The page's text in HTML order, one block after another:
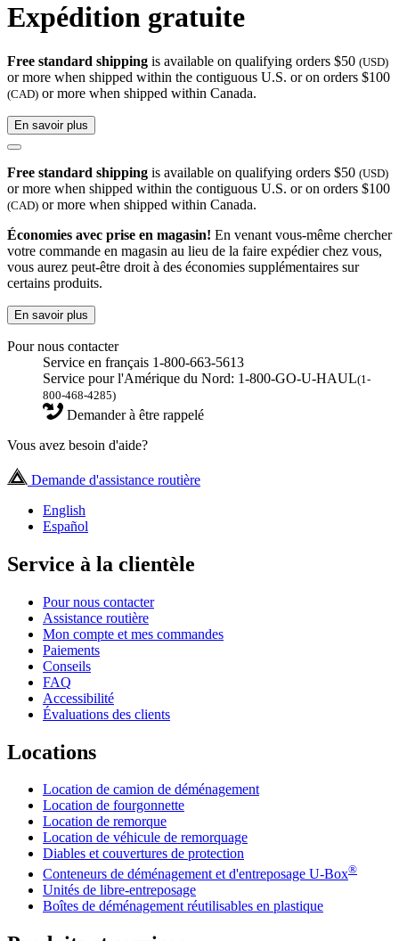
Expédition gratuite
Free standard shipping is available on qualifying orders $50 (USD)
or more when shipped within the contiguous U.S. or on orders $100
(CAD) or more when shipped within Canada.
En savoir plus
Free standard shipping is available on qualifying orders $50 (USD)
or more when shipped within the contiguous U.S. or on orders $100
(CAD) or more when shipped within Canada.
Économies avec prise en magasin! En venant vous-même chercher
votre commande en magasin au lieu de la faire expédier chez vous,
vous aurez peut-être droit à des économies supplémentaires sur
certains produits.
En savoir plus
Pour nous contacter
Service en français 1-800-663-5613
Service pour l'Amérique du Nord: 1-800-GO-U-HAUL(1-
800-468-4285)
Demander à être rappelé
Vous avez besoin d'aide?
Demande d'assistance routière
English
Español
Service à la clientèle
Pour nous contacter
Assistance routière
Mon compte et mes commandes
Paiements
Conseils
FAQ
Accessibilité
Évaluations des clients
Locations
Location de camion de déménagement
Location de fourgonnette
Location de remorque
Location de véhicule de remorquage
Diables et couvertures de protection
Conteneurs de déménagement et d'entreposage U-Box®
Unités de libre-entreposage
Boîtes de déménagement réutilisables en plastique